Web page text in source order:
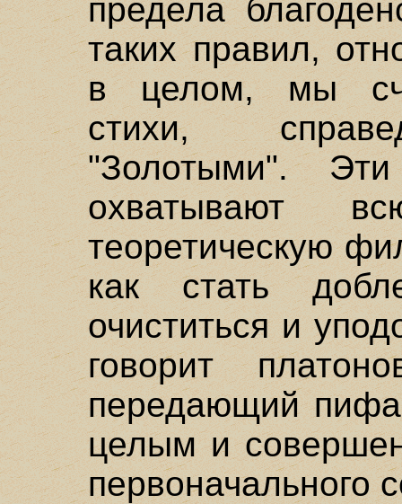
предела
таких правил,
в целом, мы
стихи,
"Золотыми".
охватывают
теоретическую
как стать
очиститься и
говорит
передающий
целым и
первоначального